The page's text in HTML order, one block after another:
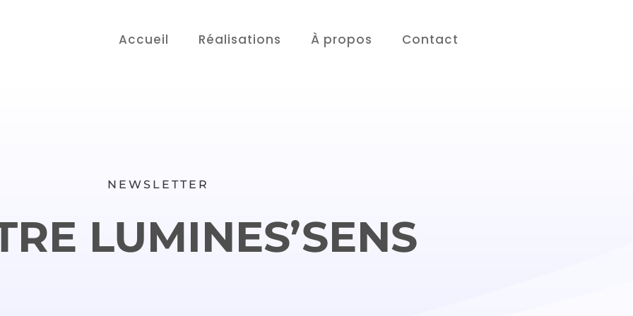
Accueil Réalisations À propos Contact
NEWSLETTER
LUMINES’SENS